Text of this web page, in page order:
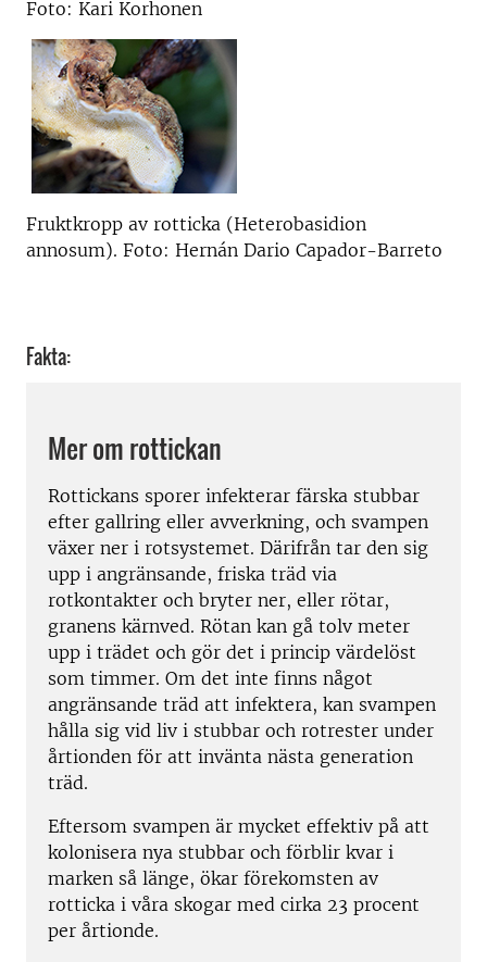
Foto: Kari Korhonen
Fruktkropp av rotticka (Heterobasidion
annosum). Foto: Hernán Dario Capador-Barreto
Fakta:
Mer om rottickan
Rottickans sporer infekterar färska stubbar
efter gallring eller avverkning, och svampen
växer ner i rotsystemet. Därifrån tar den sig
upp i angränsande, friska träd via
rotkontakter och bryter ner, eller rötar,
granens kärnved. Rötan kan gå tolv meter
upp i trädet och gör det i princip värdelöst
som timmer. Om det inte finns något
angränsande träd att infektera, kan svampen
hålla sig vid liv i stubbar och rotrester under
årtionden för att invänta nästa generation
träd.
Eftersom svampen är mycket effektiv på att
kolonisera nya stubbar och förblir kvar i
marken så länge, ökar förekomsten av
rotticka i våra skogar med cirka 23 procent
per årtionde.